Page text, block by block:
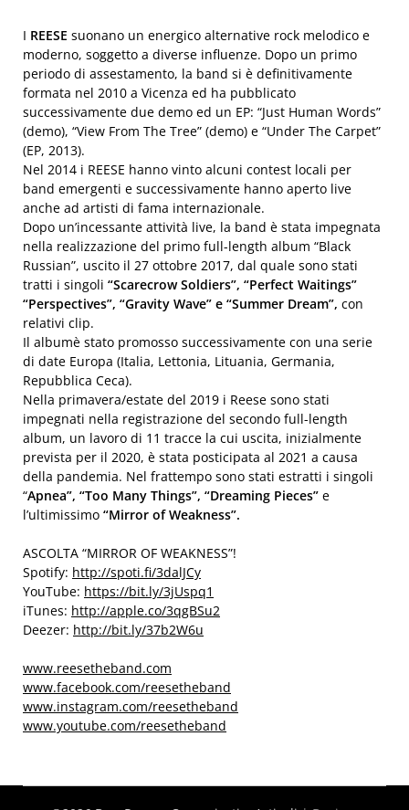
I REESE suonano un energico alternative rock melodico e
moderno, soggetto a diverse influenze. Dopo un primo
periodo di assestamento, la band si è definitivamente
formata nel 2010 a Vicenza ed ha pubblicato
successivamente due demo ed un EP: “Just Human Words”
(demo), “View From The Tree” (demo) e “Under The Carpet”
(EP, 2013).
Nel 2014 i REESE hanno vinto alcuni contest locali per
band emergenti e successivamente hanno aperto live
anche ad artisti di fama internazionale.
Dopo un’incessante attività live, la band è stata impegnata
nella realizzazione del primo full-length album “Black
Russian”, uscito il 27 ottobre 2017, dal quale sono stati
tratti i singoli “Scarecrow Soldiers”, “Perfect Waitings”
“Perspectives”, “Gravity Wave” e “Summer Dream”, con
relativi clip.
Il albumè stato promosso successivamente con una serie
di date Europa (Italia, Lettonia, Lituania, Germania,
Repubblica Ceca).
Nella primavera/estate del 2019 i Reese sono stati
impegnati nella registrazione del secondo full-length
album, un lavoro di 11 tracce la cui uscita, inizialmente
prevista per il 2020, è stata posticipata al 2021 a causa
della pandemia. Nel frattempo sono stati estratti i singoli
“Apnea”, “Too Many Things”, “Dreaming Pieces” e
l’ultimissimo “Mirror of Weakness”.
ASCOLTA “MIRROR OF WEAKNESS”!
Spotify: http://spoti.fi/3dalJCy
YouTube: https://bit.ly/3jUspq1
iTunes: http://apple.co/3qgBSu2
Deezer: http://bit.ly/37b2W6u
www.reesetheband.com
www.facebook.com/reesetheband
www.instagram.com/reesetheband
www.youtube.com/reesetheband